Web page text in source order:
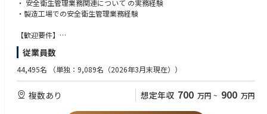
■設計現場における課題に対する解決協力
■設計課題解決につながる設計支援ツール開発
■設計現場の設計手法の見直し及びプロセス定義
【担当製品の特長・魅力・将来性】
る」製品です。
そして今、LEDや制御技術の進化により、
その価値はますます高まり、設計難易度も上がっています。
② 従業員の健康と安全に関する外部規制／社内基準の準拠状況について監
③事故発生時、技術者、経営者、安全衛生規制当局等と連携して事故原因
④ 労働災害、疾病、欠勤の記録を管理、分析し、懸念事項を特定し、規制
当局が必要とする情報を提供する
安全健康推進グループには29名が所属（保健師・産業医を除くと20名の組
・ 安全衛生管理業務関連について の実務経験
・製造工場での安全衛生管理業務経験
【歓迎要件】
・ 第一種衛生管理者資格 ※ 衛生工学衛生管理者資格があれば尚可
【求める人物像】
・ 災害発生時に原因を特定し、再発防止策を図れる方
・ 日々の様々な活動を主導的に実行できる能力 / 多様な対立を解決できる
従業員数
44,495名 （単独：9,089名（2026年3月末現在））
複数あり 想定年収 700 万円 ~ 900 万円